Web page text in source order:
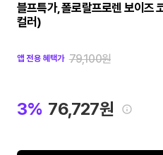
블프특가, 폴로랄프로렌 보이즈
컬러)
앱 전용 혜택가 79,100원
3% 76,727원